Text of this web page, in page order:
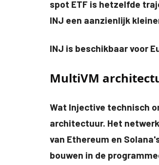
spot ETF is hetzelfde
INJ een aanzienlijk
INJ is beschikbaar voor
MultiVM
Wat Injective technisch
architectuur. Het
van Ethereum en
bouwen in de